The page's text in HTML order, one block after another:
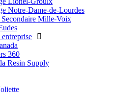
Notre-Dame-de-Lourdes
Secondaire Mille-Voix
360
Resin Supply